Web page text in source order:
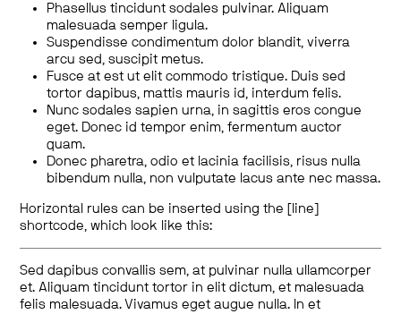
Phasellus tincidunt sodales pulvinar. Aliquam
malesuada semper ligula.
Suspendisse condimentum dolor blandit, viverra
arcu sed, suscipit metus.
Fusce at est ut elit commodo tristique. Duis sed
tortor dapibus, mattis mauris id, interdum felis.
Nunc sodales sapien urna, in sagittis eros congue
eget. Donec id tempor enim, fermentum auctor
quam.
Donec pharetra, odio et lacinia facilisis, risus nulla
bibendum nulla, non vulputate lacus ante nec massa.
Horizontal rules can be inserted using the [line]
shortcode, which look like this:
Sed dapibus convallis sem, at pulvinar nulla ullamcorper
et. Aliquam tincidunt tortor in elit dictum, et malesuada
felis malesuada. Vivamus eget augue nulla. In et